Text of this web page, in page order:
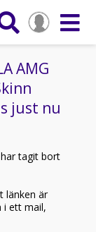
AMG
just nu
tagit bort
länken är
i ett mail,